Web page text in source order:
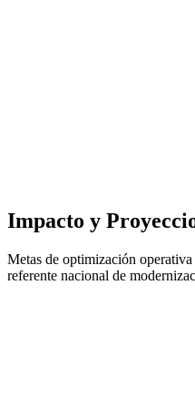
Impacto y
Metas de optimización
referente nacional de